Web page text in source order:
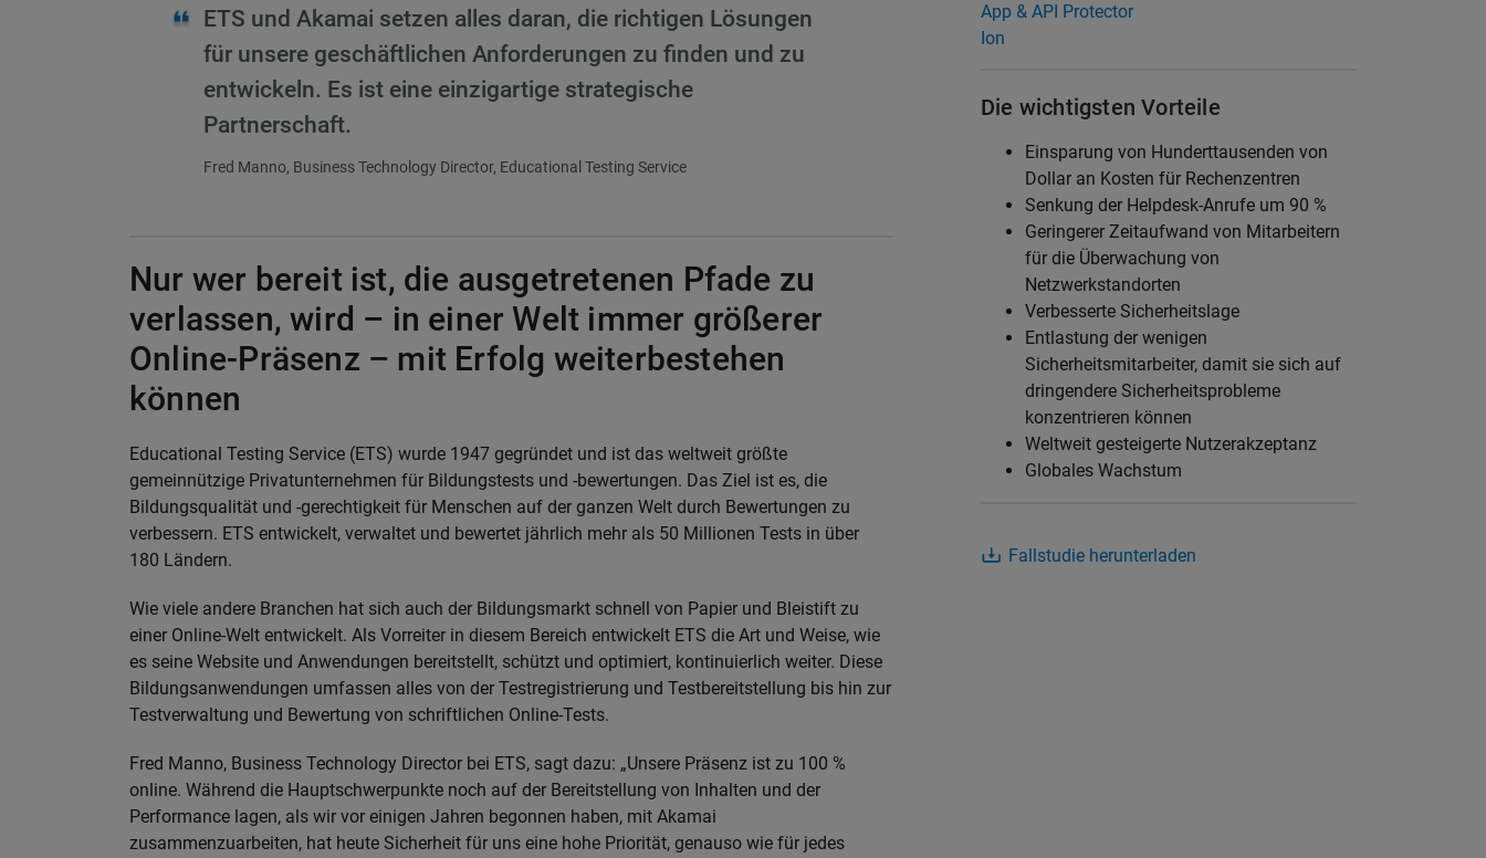
ETS und Akamai setzen alles daran, die richtigen Lösungen
für unsere geschäftlichen Anforderungen zu finden und zu
entwickeln. Es ist eine einzigartige strategische
Partnerschaft.
Fred Manno, Business Technology Director, Educational Testing Service
Nur wer bereit ist, die ausgetretenen Pfade zu
verlassen, wird – in einer Welt immer größerer
Online-Präsenz – mit Erfolg weiterbestehen
können
Educational Testing Service (ETS) wurde 1947 gegründet und ist das weltweit größte
gemeinnützige Privatunternehmen für Bildungstests und -bewertungen. Das Ziel ist es, die
Bildungsqualität und -gerechtigkeit für Menschen auf der ganzen Welt durch Bewertungen zu
verbessern. ETS entwickelt, verwaltet und bewertet jährlich mehr als 50 Millionen Tests in über
180 Ländern.
Wie viele andere Branchen hat sich auch der Bildungsmarkt schnell von Papier und Bleistift zu
einer Online-Welt entwickelt. Als Vorreiter in diesem Bereich entwickelt ETS die Art und Weise, wie
es seine Website und Anwendungen bereitstellt, schützt und optimiert, kontinuierlich weiter. Diese
Bildungsanwendungen umfassen alles von der Testregistrierung und Testbereitstellung bis hin zur
Testverwaltung und Bewertung von schriftlichen Online-Tests.
Fred Manno, Business Technology Director bei ETS, sagt dazu: „Unsere Präsenz ist zu 100 %
online. Während die Hauptschwerpunkte noch auf der Bereitstellung von Inhalten und der
Performance lagen, als wir vor einigen Jahren begonnen haben, mit Akamai
zusammenzuarbeiten, hat heute Sicherheit für uns eine hohe Priorität, genauso wie für jedes
App & API Protector
Ion
Die wichtigsten Vorteile
Einsparung von Hunderttausenden von
Dollar an Kosten für Rechenzentren
Senkung der Helpdesk-Anrufe um 90 %
Geringerer Zeitaufwand von Mitarbeitern
für die Überwachung von
Netzwerkstandorten
Verbesserte Sicherheitslage
Entlastung der wenigen
Sicherheitsmitarbeiter, damit sie sich auf
dringendere Sicherheitsprobleme
konzentrieren können
Weltweit gesteigerte Nutzerakzeptanz
Globales Wachstum
Fallstudie herunterladen